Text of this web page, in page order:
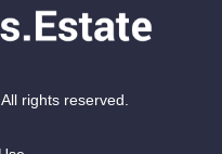
rights reserved.